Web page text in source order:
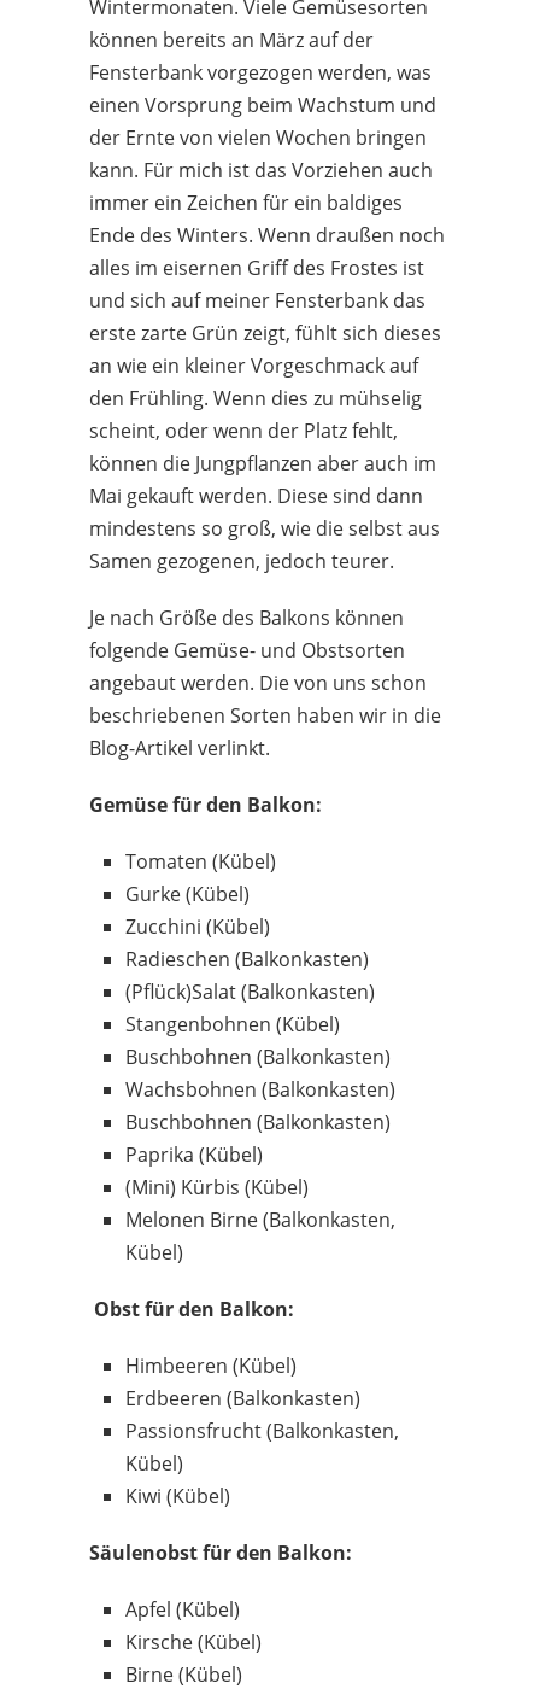
Wintermonaten. Viele Gemüsesorten
können bereits an März auf der
Fensterbank vorgezogen werden, was
einen Vorsprung beim Wachstum und
der Ernte von vielen Wochen bringen
kann. Für mich ist das Vorziehen auch
immer ein Zeichen für ein baldiges
Ende des Winters. Wenn draußen noch
alles im eisernen Griff des Frostes ist
und sich auf meiner Fensterbank das
erste zarte Grün zeigt, fühlt sich dieses
an wie ein kleiner Vorgeschmack auf
den Frühling. Wenn dies zu mühselig
scheint, oder wenn der Platz fehlt,
können die Jungpflanzen aber auch im
Mai gekauft werden. Diese sind dann
mindestens so groß, wie die selbst aus
Samen gezogenen, jedoch teurer.
Je nach Größe des Balkons können
folgende Gemüse- und Obstsorten
angebaut werden. Die von uns schon
beschriebenen Sorten haben wir in die
Blog-Artikel verlinkt.
Gemüse für den Balkon:
Tomaten (Kübel)
Gurke (Kübel)
Zucchini (Kübel)
Radieschen (Balkonkasten)
(Pflück)Salat (Balkonkasten)
Stangenbohnen (Kübel)
Buschbohnen (Balkonkasten)
Wachsbohnen (Balkonkasten)
Buschbohnen (Balkonkasten)
Paprika (Kübel)
(Mini) Kürbis (Kübel)
Melonen Birne (Balkonkasten,
Kübel)
Obst für den Balkon:
Himbeeren (Kübel)
Erdbeeren (Balkonkasten)
Passionsfrucht (Balkonkasten,
Kübel)
Kiwi (Kübel)
Säulenobst für den Balkon:
Apfel (Kübel)
Kirsche (Kübel)
Birne (Kübel)